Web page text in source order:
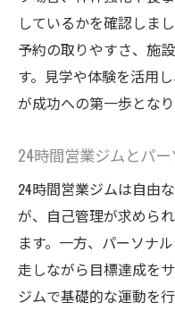
日立の24時間
び方
効率的に通え
仕事帰りにも
健康的な生活習慣
パーソナルジ
慣を作る
パーソナルジ
つ理由
ジム通いで身
しているかを確認しま
予約の取りやすさ、施
す。見学や体験を活用
が成功への第一歩となり
24時間営業ジムとパ
24時間営業ジムは自由
が、自己管理が求めら
ます。一方、パーソナ
走しながら目標達成を
ジムで基礎的な運動を